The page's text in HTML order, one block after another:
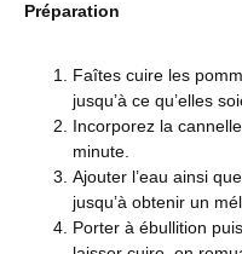
Préparation
Faîtes cuire les
jusqu’à ce qu’elles
Incorporez la
minute.
Ajouter l’eau ainsi
jusqu’à obtenir un
Porter à ébullition